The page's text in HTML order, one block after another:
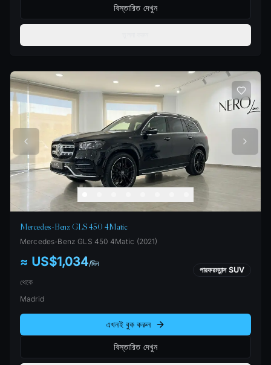
বিস্তারিত দেখুন
Mercedes-Benz GLS 450 4Matic
Mercedes-Benz GLS 450 4Matic (2021)
≈ US$1,034/দিন
থেকে
পারফরম্যান্স SUV
Madrid
এখনই বুক করুন
বিস্তারিত দেখুন